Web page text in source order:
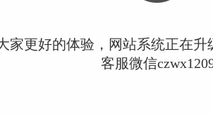
家更好的体验，网站系统正在
客服微信